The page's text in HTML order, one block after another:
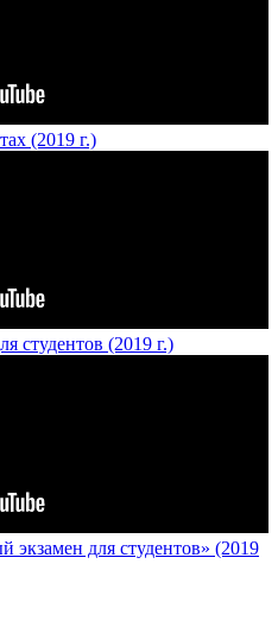
(2019 г.)
студентов (2019 г.)
для студентов» (2019